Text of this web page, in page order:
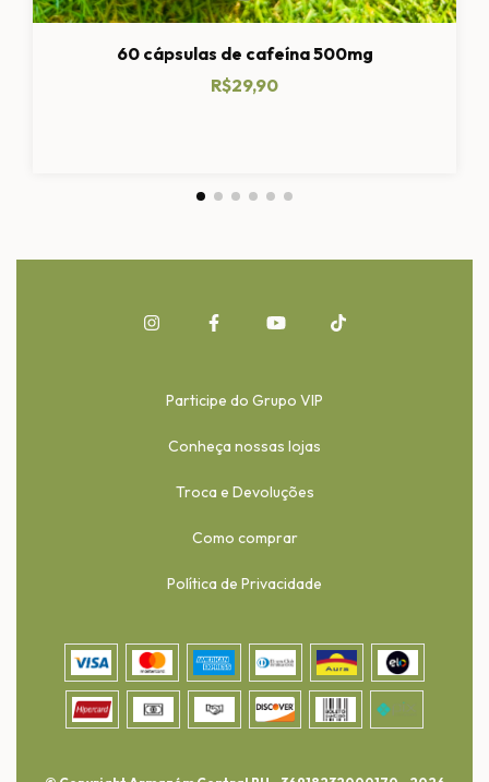
60 cápsulas de cafeína 500mg
R$29,90
Participe do Grupo VIP
Conheça nossas lojas
Troca e Devoluções
Como comprar
Política de Privacidade